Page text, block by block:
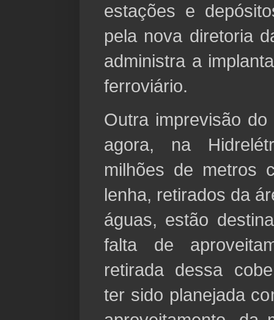
estações e
pela nova diretoria
administra a
ferroviário.
Outra imprevisão
agora, na
milhões de metros
lenha, retirados da
águas, estão
falta de
retirada dessa
ter sido planejada